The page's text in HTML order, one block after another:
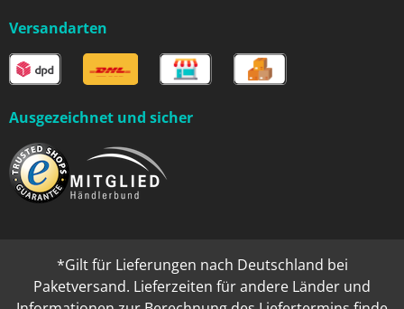
Versandarten
Ausgezeichnet und sicher
*Gilt für Lieferungen nach Deutschland bei
Paketversand. Lieferzeiten für andere Länder und